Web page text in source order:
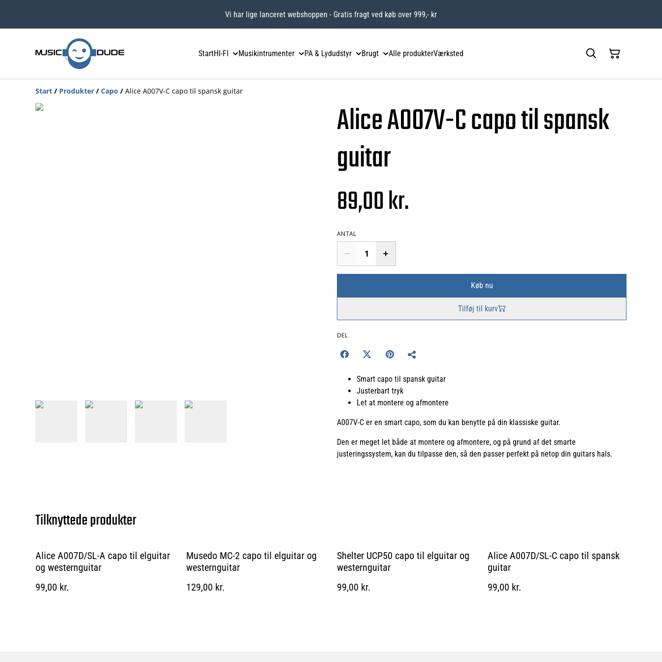
Vi har lige lanceret webshoppen - Gratis fragt ved køb over 999,- kr
StartHI-FI Musikintrumenter PA & Lydudstyr Brugt Alle produkterVærksted
Start / Produkter / Capo / Alice A007V-C capo til spansk guitar
Alice A007V-C capo til spansk
guitar
89,00 kr.
ANTAL
Køb nu
Tilføj til kurv
DEL
Smart capo til spansk guitar
Justerbart tryk
Let at montere og afmontere
A007V-C er en smart capo, som du kan benytte på din klassiske guitar.
Den er meget let både at montere og afmontere, og på grund af det smarte
justeringssystem, kan du tilpasse den, så den passer perfekt på netop din guitars hals.
Tilknyttede produkter
Alice A007D/SL-A capo til elguitar
og westernguitar
99,00 kr.
Musedo MC-2 capo til elguitar og
westernguitar
129,00 kr.
Shelter UCP50 capo til elguitar og
westernguitar
99,00 kr.
Alice A007D/SL-C capo til spansk
guitar
99,00 kr.